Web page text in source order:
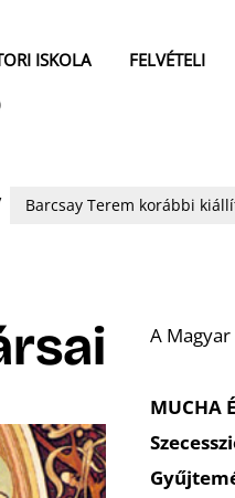
ISKOLA FELVÉTELI
Barcsay Terem korábbi
A
MUCHA